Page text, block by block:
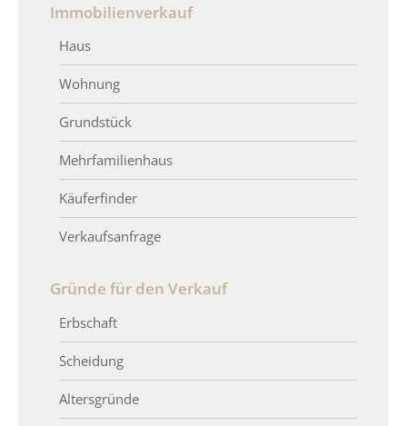
Immobilienverkauf
Haus
Wohnung
Grundstück
Mehrfamilienhaus
Käuferfinder
Verkaufsanfrage
Gründe für den Verkauf
Erbschaft
Scheidung
Altersgründe